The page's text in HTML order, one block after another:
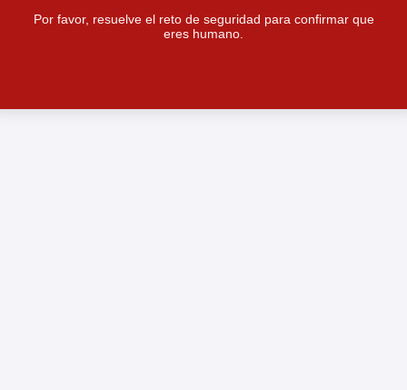
Por favor, resuelve el reto de seguridad para confirmar que
eres humano.